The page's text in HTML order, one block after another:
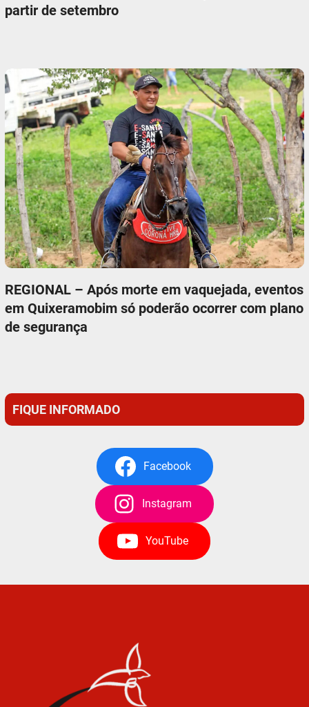
partir de setembro
REGIONAL – Após morte em vaquejada, eventos
em Quixeramobim só poderão ocorrer com plano
de segurança
FIQUE INFORMADO
Facebook
Instagram
YouTube